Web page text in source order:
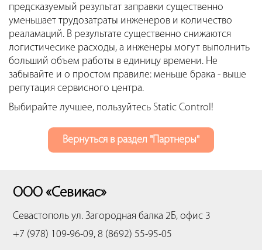
предсказуемый результат заправки существенно
уменьшает трудозатраты инженеров и количество
реаламаций. В результате существенно снижаются
логистичесике расходы, а инженеры могут выполнить
больший объем работы в единицу времени. Не
забывайте и о простом правиле: меньше брака - выше
репутация сервисного центра.
Выбирайте лучшее, пользуйтесь Static Control!
Вернуться в раздел "Партнеры"
ООО «Севикас»
Севастополь ул. Загородная балка 2Б, офис 3
+7 (978) 109-96-09, 8 (8692) 55-95-05